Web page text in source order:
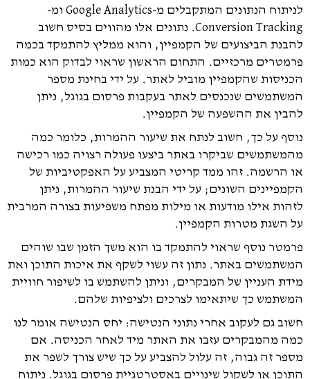
לניתוח הנתונים המתקבלים מ-Google Analytics ומ-
Conversion Tracking. נתונים אלו מהווים בסיס חשוב
להבנת הביצועים של הקמפיין, והוא ממליץ להתמקד בכמה
פרמטרים מרכזיים. התחום הראשון שראוי לבדוק הוא כמות
הכניסות שהקמפיין מוביל לאתר. על ידי בחינת מספר
המשתמשים שנכנסים לאתר בעקבות פרסום בגוגל, ניתן
להבין את ההשפעה של הקמפיין.
נוסף על כך, חשוב לנתח את שיעור ההמרות, כלומר כמה
מהמשתמשים שביקרו באתר ביצעו פעולה רצויה כמו רכישה
או הרשמה. זהו ממד קריטי המצביע על האפקטיביות של
הקמפיינים השונים; על ידי הבנת שיעור ההמרות, ניתן
לזהות אילו מודעות או מילות מפתח משפיעות בצורה המרבית
על השגת מטרות הקמפיין.
פרמטר נוסף שראוי להתמקד בו הוא משך הזמן שבו שוהים
המשתמשים באתר. נתון זה עשוי לשקף את איכות התוכן ואת
מידת העניין של המבקרים, וניתן להשתמש בו לשיפור חוויית
המשתמש כך שיתאימו לצרכים ולציפיות שלהם.
חשוב גם לעקוב אחרי נתוני הנטישה: יחס הנטישה אומר לנו
כמה מהמבקרים עזבו את האתר מיד לאחר הכניסה. אם
מספר זה גבוה, זה עלול להצביע על כך שיש צורך לשפר את
התוכן או לשקול שינויים באסטרטגיית פרסום בגוגל. ניתוח